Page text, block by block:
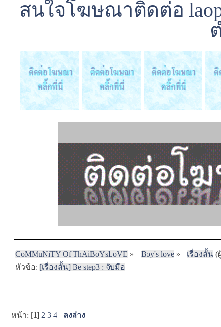
สนใจโฆษณาติดต่อ
CoMMuNiTY Of ThAiBoYsLoVE » Boy's love» เรื่องสั้น(
หัวข้อ: [เรื่องสั้น] Be step3 : จับมือ
หน้า: [1] 2 3 4 ลงล่าง